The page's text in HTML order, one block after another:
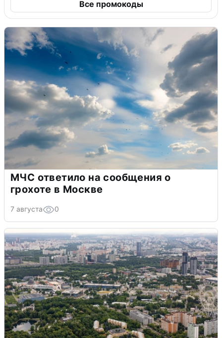
Все промокоды
МЧС ответило на сообщения о
грохоте в Москве
7 августа 0